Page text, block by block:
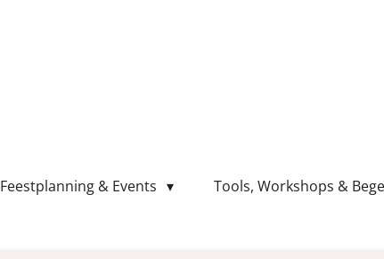
Feestplanning & Events Tools, Workshops &